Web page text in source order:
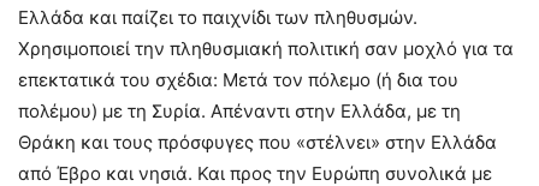
Ελλάδα και παίζει το παιχνίδι των πληθυσμών.
Χρησιμοποιεί την πληθυσμιακή πολιτική σαν μοχλό για τα
επεκτατικά του σχέδια: Μετά τον πόλεμο (ή δια του
πολέμου) με τη Συρία. Απέναντι στην Ελλάδα, με τη
Θράκη και τους πρόσφυγες που «στέλνει» στην Ελλάδα
από Έβρο και νησιά. Και προς την Ευρώπη συνολικά με